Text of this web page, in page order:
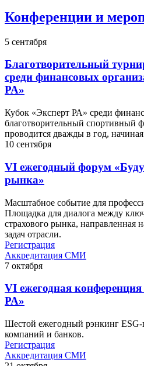
Конференции и
5 сентября
Благотворительный
среди финансовых
РА»
Кубок «Эксперт РА» среди
благотворительный спортивный
проводится дважды в год,
10 сентября
VI ежегодный форум
рынка»
Масштабное событие для
Площадка для диалога между
страхового рынка, направленная
задач отрасли.
Регистрация
Аккредитация СМИ
7 октября
VI ежегодная
РА»
Шестой ежегодный рэнкинг ESG-
компаний и банков.
Регистрация
Аккредитация СМИ